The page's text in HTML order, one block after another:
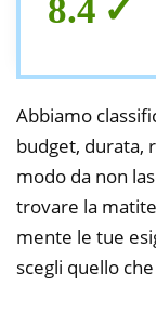
8.4
Abbiamo
budget, durata,
modo da non
trovare la
mente le tue
scegli quello